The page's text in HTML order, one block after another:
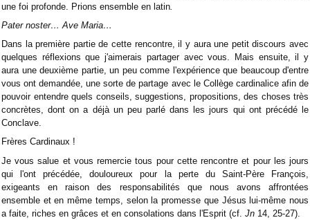
une foi profonde. Prions ensemble en latin.
Pater noster… Ave Maria…
Dans la première partie de cette rencontre, il y aura une petit discours avec
quelques réflexions que j'aimerais partager avec vous. Mais ensuite, il y
aura une deuxième partie, un peu comme l'expérience que beaucoup d'entre
vous ont demandée, une sorte de partage avec le Collège cardinalice afin de
pouvoir entendre quels conseils, suggestions, propositions, des choses très
concrètes, dont on a déjà un peu parlé dans les jours qui ont précédé le
Conclave.
Frères Cardinaux !
Je vous salue et vous remercie tous pour cette rencontre et pour les jours
qui l'ont précédée, douloureux pour la perte du Saint-Père François,
exigeants en raison des responsabilités que nous avons affrontées
ensemble et en même temps, selon la promesse que Jésus lui-même nous
a faite, riches en grâces et en consolations dans l'Esprit (cf. Jn 14, 25-27).